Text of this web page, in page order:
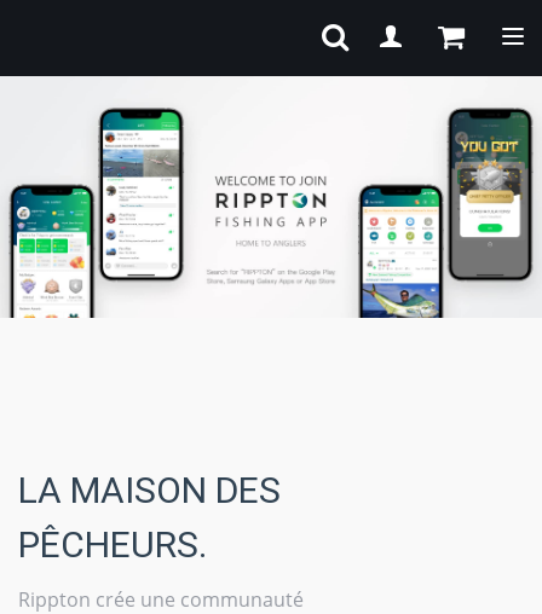
LA MAISON DES
PÊCHEURS.
Rippton crée une communauté